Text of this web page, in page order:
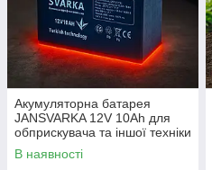
Акумуляторна батарея
JANSVARKA 12V 10Ah для
обприскувача та іншої техніки
В наявності